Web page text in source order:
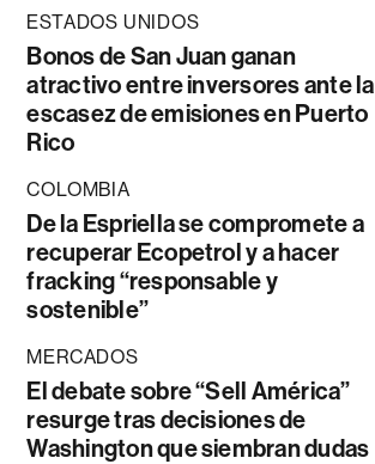
ESTADOS UNIDOS
Bonos de San Juan ganan
atractivo entre inversores ante la
escasez de emisiones en Puerto
Rico
COLOMBIA
De la Espriella se compromete a
recuperar Ecopetrol y a hacer
fracking “responsable y
sostenible”
MERCADOS
El debate sobre “Sell América”
resurge tras decisiones de
Washington que siembran dudas